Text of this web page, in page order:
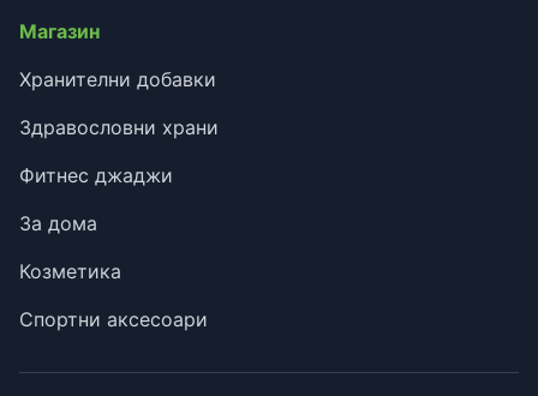
Магазин
Хранителни добавки
Здравословни храни
Фитнес джаджи
За дома
Козметика
Спортни аксесоари